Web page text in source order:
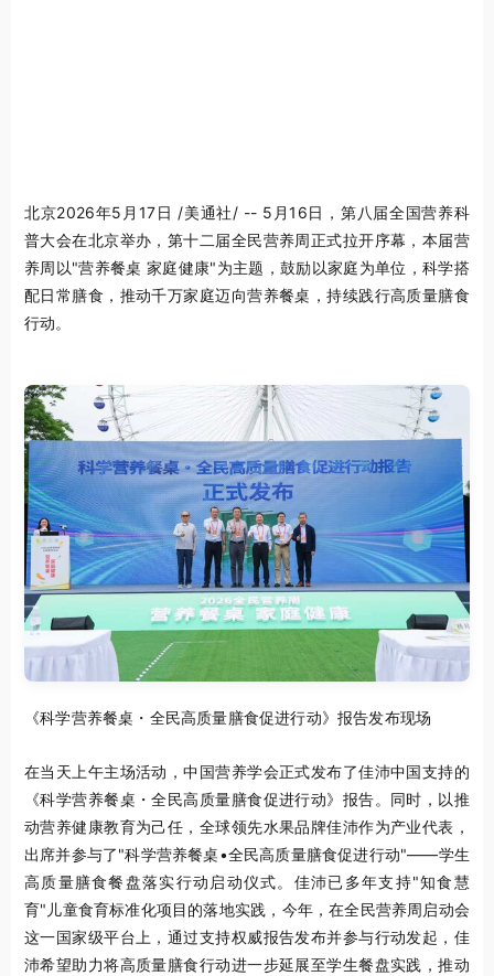
北京2026年5月17日 /美通社/ -- 5月16日，第八届全国营养科
普大会在北京举办，第十二届全民营养周正式拉开序幕，本届营
养周以"营养餐桌 家庭健康"为主题，鼓励以家庭为单位，科学搭
配日常膳食，推动千万家庭迈向营养餐桌，持续践行高质量膳食
行动。
《科学营养餐桌・全民高质量膳食促进行动》报告发布现场
在当天上午主场活动，中国营养学会正式发布了佳沛中国支持的
《科学营养餐桌・全民高质量膳食促进行动》报告。同时，以推
动营养健康教育为己任，全球领先水果品牌佳沛作为产业代表，
出席并参与了"科学营养餐桌•全民高质量膳食促进行动"——学生
高质量膳食餐盘落实行动启动仪式。佳沛已多年支持"知食慧
育"儿童食育标准化项目的落地实践，今年，在全民营养周启动会
这一国家级平台上，通过支持权威报告发布并参与行动发起，佳
沛希望助力将高质量膳食行动进一步延展至学生餐盘实践，推动